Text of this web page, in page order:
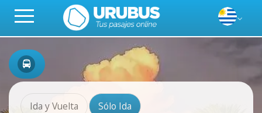
Ida y Vuelta Sólo Ida